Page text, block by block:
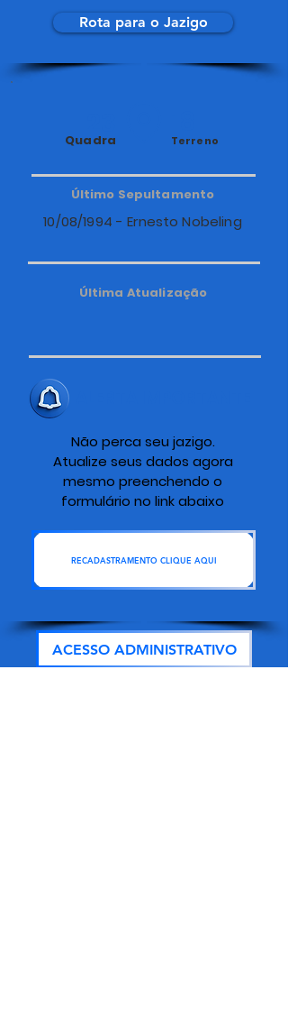
Rota para o Jazigo
Quadra Terreno
Último Sepultamento
10/08/1994 - Ernesto Nobeling
Última Atualização
Não perca seu jazigo.
Atualize seus dados agora
mesmo preenchendo o
formulário no link abaixo
RECADASTRAMENTO CLIQUE AQUI
ACESSO ADMINISTRATIVO